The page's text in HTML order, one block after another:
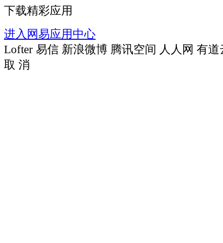
下载精彩应用
进入网易应用中心
Lofter 易信 新浪微博 腾讯空间 人人网 有道
取 消